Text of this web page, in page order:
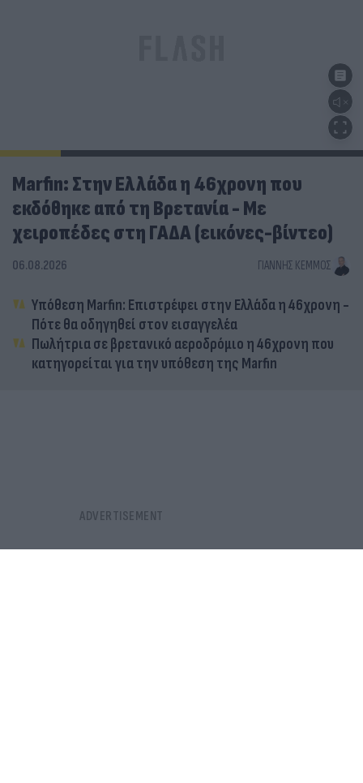
εκδόθηκε από τη Βρετανία - Με
χειροπέδες στη ΓΑΔΑ (εικόνες-βίντεο)
06.08.2026
Υπόθεση Marfin: Επιστρέφει στην Ελλάδα η 46χρονη -